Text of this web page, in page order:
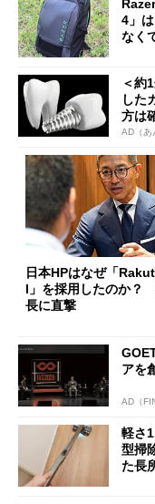
4」
なく
＜約
した
方は
AD（あ
日本HPはなぜ「
I」を採用したのか？
長に直撃
アを
AD（
軽さ
型掃
た長